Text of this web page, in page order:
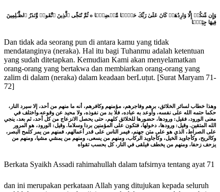
وَإِن مِّنكُمۡ إِلَّا وَارِدُهَاۚ كَانَ عَلَىٰ رَبِّكَ حَتۡمࣰا مَّقۡضِیࣰّا o ثُمَّ نُنَجِّی ٱلَّذِینَ ٱتَّقَوا۟ وَّنَذَرُ ٱلظَّـٰلِمِینَ
فِیهَا جِثِیࣰّا
Dan tidak ada seorang pun di antara kamu yang tidak
mendatanginya (neraka). Hal itu bagi Tuhanmu adalah ketentuan
yang sudah ditetapkan. Kemudian Kami akan menyelamatkan
orang-orang yang bertakwa dan membiarkan orang-orang yang
zalim di dalam (neraka) dalam keadaan berLuṭut. [Surat Maryam 71-
72]
وهذا خطاب لسائر الخلائق، برهم وفاجرهم، مؤمنهم وكافرهم، أنه ما منهم من أحد، إلا سيرد النار،
حكما حتمه الله على نفسه، وأوعد به عباده، فلا بد من نفوذه، ولا محيد عن وقوعه.واختلف في
معنى الورود، فقيل: ورودها، حضورها للخلائق كلهم، حتى يحصل الانزعاج من كل أحد، ثم بعد، ينجي
الله المتقين. وقيل: ورودها، دخولها، فتكون على المؤمنين بردا وسلاما. وقيل: الورود، هو المرور
على الصراط، الذي هو على متن جهنم، فيمر الناس على قدر أعمالهم، فمنهم من يمر كلمح البصر،
وكالريح، وكأجاويد الخيل، وكأجاويد الركاب، ومنهم من يسعى، ومنهم من يمشي مشيا، ومنهم من
يزحف زحفا، ومنهم من يخطف فيلقى في النار، كل بحسب تقواه
Berkata Syaikh Assadi rahimahullah dalam tafsirnya tentang ayat 71
dan ini merupakan perkataan Allah yang ditujukan kepada seluruh